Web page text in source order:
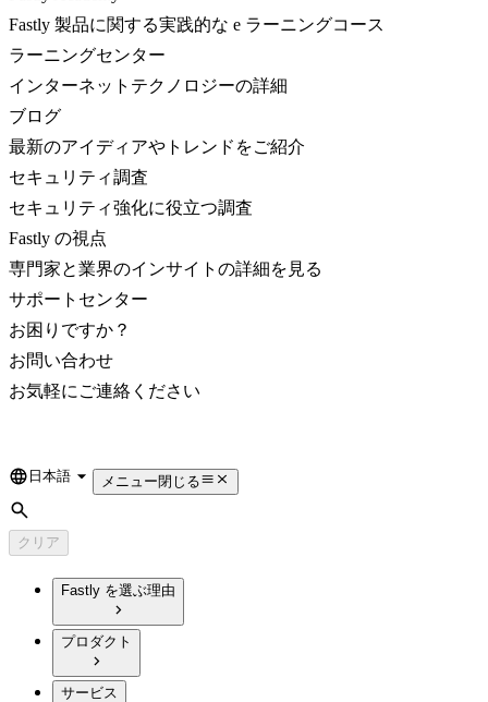
Fastly 製品に関する実践的な e ラーニングコース
ラーニングセンター
インターネットテクノロジーの詳細
ブログ
最新のアイディアやトレンドをご紹介
セキュリティ調査
セキュリティ強化に役立つ調査
Fastly の視点
専門家と業界のインサイトの詳細を見る
サポートセンター
お困りですか？
お問い合わせ
お気軽にご連絡ください
Language
日本語 メニュー閉じる
検索
クリア
Fastly を選ぶ理由
プロダクト
サービス